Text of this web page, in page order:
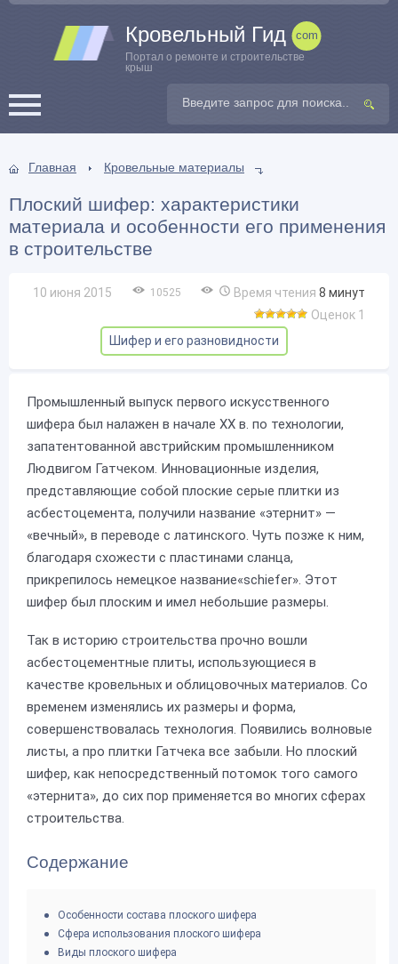
Кровельный Гид
Портал о ремонте и строительстве
крыш
Главная Кровельные материалы
Плоский шифер: характеристики
материала и особенности его применения
в строительстве
10 июня 2015 10525 Время чтения 8 минут
Оценок 1
Шифер и его разновидности
Промышленный выпуск первого искусственного
шифера был налажен в начале XX в. по технологии,
запатентованной австрийским промышленником
Людвигом Гатчеком. Инновационные изделия,
представляющие собой плоские серые плитки из
асбестоцемента, получили название «этернит» —
«вечный», в переводе с латинского. Чуть позже к ним,
благодаря схожести с пластинами сланца,
прикрепилось немецкое название«schiefer». Этот
шифер был плоским и имел небольшие размеры.
Так в историю строительства прочно вошли
асбестоцементные плиты, использующиеся в
качестве кровельных и облицовочных материалов. Со
временем изменялись их размеры и форма,
совершенствовалась технология. Появились волновые
листы, а про плитки Гатчека все забыли. Но плоский
шифер, как непосредственный потомок того самого
«этернита», до сих пор применяется во многих сферах
строительства.
Содержание
Особенности состава плоского шифера
Сфера использования плоского шифера
Виды плоского шифера